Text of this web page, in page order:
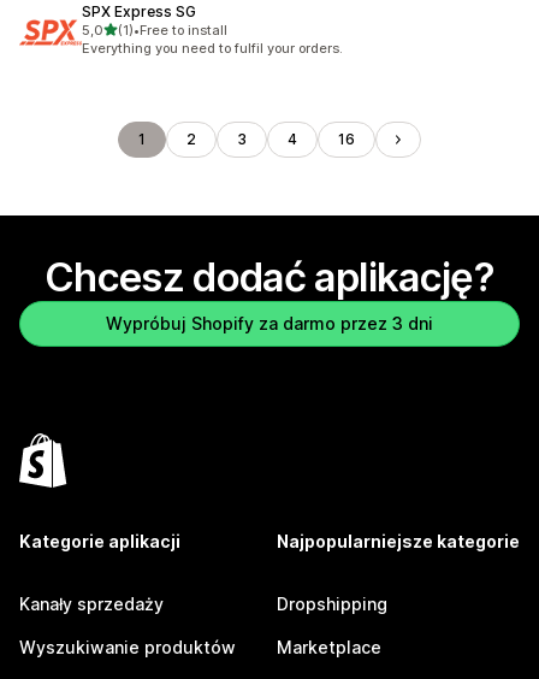
SPX Express SG
5,0na 5 gwiazdek
(1)
Łączna liczba recenzji: 1
•Free to install
Everything you need to fulfil your orders.
1 2 3 4 16
Chcesz dodać aplikację?
Wypróbuj Shopify za darmo przez 3 dni
Kategorie aplikacji
Kanały sprzedaży
Wyszukiwanie produktów
Najpopularniejsze kategorie
Dropshipping
Marketplace